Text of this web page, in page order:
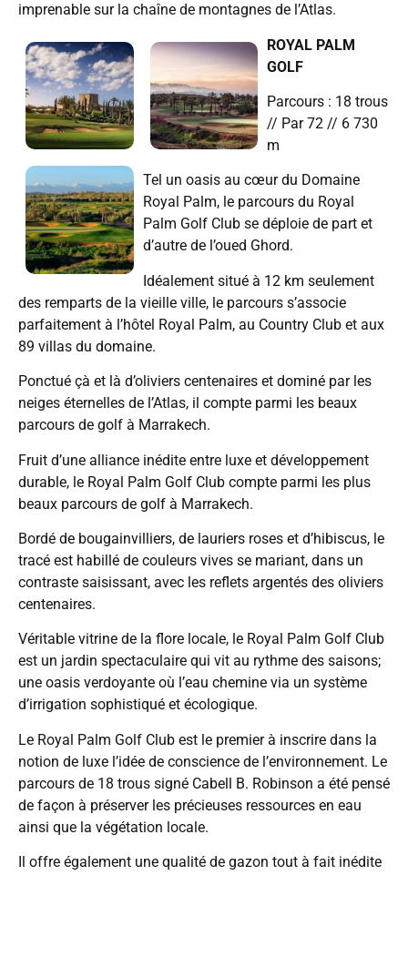
imprenable sur la chaîne de montagnes de l’Atlas.
ROYAL PALM
GOLF
Parcours : 18 trous
// Par 72 // 6 730
m
Tel un oasis au cœur du Domaine
Royal Palm, le parcours du Royal
Palm Golf Club se déploie de part et
d’autre de l’oued Ghord.
Idéalement situé à 12 km seulement
des remparts de la vieille ville, le parcours s’associe
parfaitement à l’hôtel Royal Palm, au Country Club et aux
89 villas du domaine.
Ponctué çà et là d’oliviers centenaires et dominé par les
neiges éternelles de l’Atlas, il compte parmi les beaux
parcours de golf à Marrakech.
Fruit d’une alliance inédite entre luxe et développement
durable, le Royal Palm Golf Club compte parmi les plus
beaux parcours de golf à Marrakech.
Bordé de bougainvilliers, de lauriers roses et d’hibiscus, le
tracé est habillé de couleurs vives se mariant, dans un
contraste saisissant, avec les reflets argentés des oliviers
centenaires.
Véritable vitrine de la flore locale, le Royal Palm Golf Club
est un jardin spectaculaire qui vit au rythme des saisons;
une oasis verdoyante où l’eau chemine via un système
d’irrigation sophistiqué et écologique.
Le Royal Palm Golf Club est le premier à inscrire dans la
notion de luxe l’idée de conscience de l’environnement. Le
parcours de 18 trous signé Cabell B. Robinson a été pensé
de façon à préserver les précieuses ressources en eau
ainsi que la végétation locale.
Il offre également une qualité de gazon tout à fait inédite